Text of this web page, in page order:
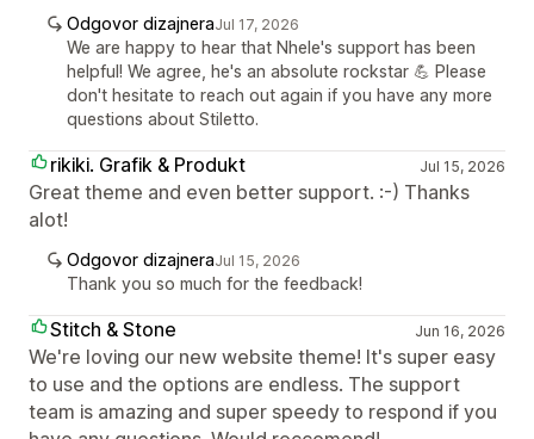
Odgovor dizajneraJul 17, 2026
We are happy to hear that Nhele's support has been
helpful! We agree, he's an absolute rockstar 💪 Please
don't hesitate to reach out again if you have any more
questions about Stiletto.
rikiki. Grafik & Produkt Jul 15, 2026
Great theme and even better support. :-) Thanks
alot!
Odgovor dizajneraJul 15, 2026
Thank you so much for the feedback!
Stitch & Stone Jun 16, 2026
We're loving our new website theme! It's super easy
to use and the options are endless. The support
team is amazing and super speedy to respond if you